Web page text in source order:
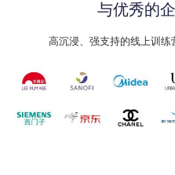
与优秀的
高沉浸、强支持的线上训练